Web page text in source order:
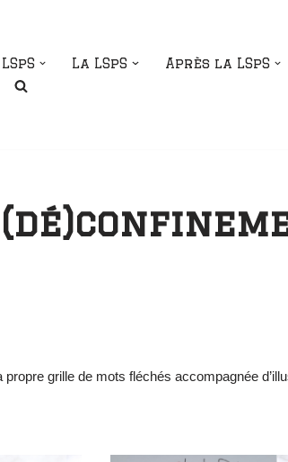
La LSpS Après la LSpS
propre grille de mots fléchés accompagnée